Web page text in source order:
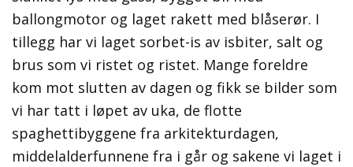
ballongmotor og laget rakett med blåserør. I
tillegg har vi laget sorbet-is av isbiter, salt og
brus som vi ristet og ristet. Mange foreldre
kom mot slutten av dagen og fikk se bilder som
vi har tatt i løpet av uka, de flotte
spaghettibyggene fra arkitekturdagen,
middelalderfunnene fra i går og sakene vi laget i